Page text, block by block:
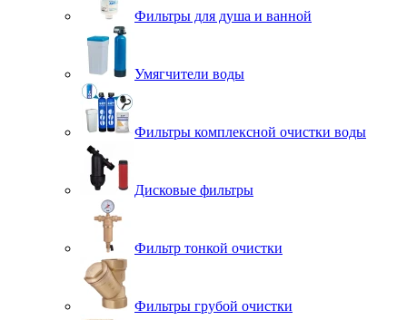
Фильтры для душа и ванной
Умягчители воды
Фильтры комплексной очистки воды
Дисковые фильтры
Фильтр тонкой очистки
Фильтры грубой очистки